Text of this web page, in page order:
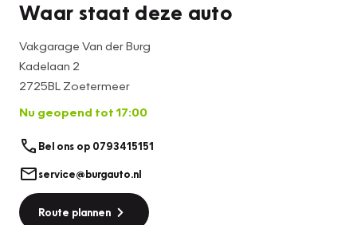
Waar staat deze auto
Vakgarage Van der Burg
Kadelaan 2
2725BL Zoetermeer
Nu geopend tot 17:00
Bel ons op 0793415151
service@burgauto.nl
Route plannen